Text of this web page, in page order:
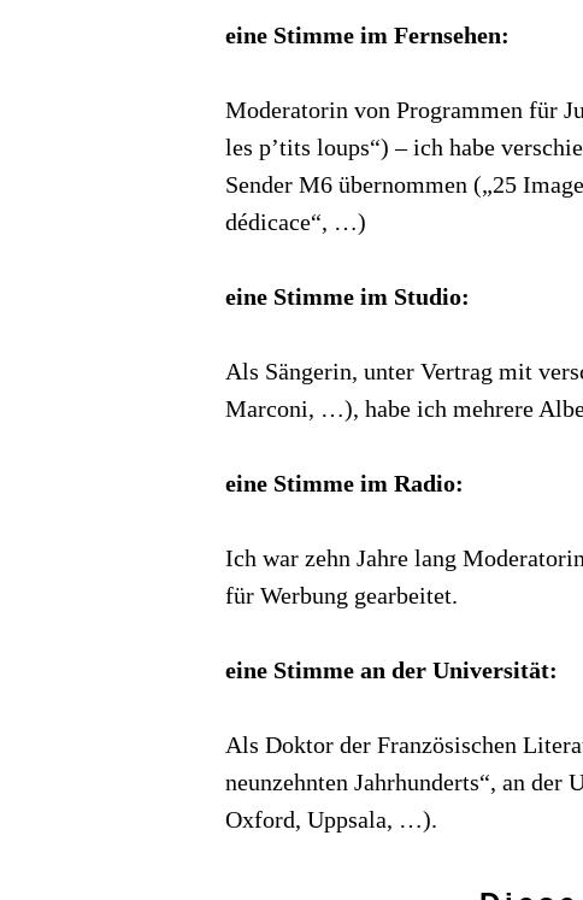
eine Stimme im Fernsehen:
Moderatorin von Programmen für
les p’tits loups“) – ich habe
Sender M6 übernommen („25
dédicace“, …)
eine Stimme im Studio:
Als Sängerin, unter Vertrag mit
Marconi, …), habe ich mehrere
eine Stimme im Radio:
Ich war zehn Jahre lang
für Werbung gearbeitet.
eine Stimme an der Universität:
Als Doktor der Französischen
neunzehnten Jahrhunderts“, an
Oxford, Uppsala, …).